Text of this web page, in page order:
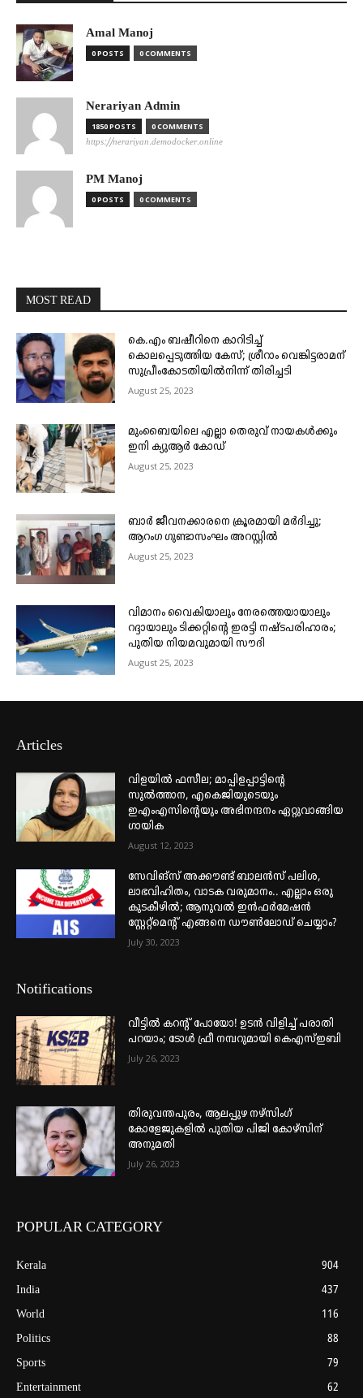
Amal Manoj
0 POSTS 0 COMMENTS
Nerariyan Admin
1850 POSTS 0 COMMENTS
https://nerariyan.demodocker.online
PM Manoj
0 POSTS 0 COMMENTS
MOST READ
കെ.എം ബഷീറിനെ കാറിടിച്ച്
കൊലപ്പെടുത്തിയ കേസ്; ശ്രീറാം വെങ്കിട്ടരാമന്
സുപ്രീംകോടതിയിൽനിന്ന് തിരിച്ചടി
August 25, 2023
മുംബൈയിലെ എല്ലാ തെരുവ് നായകൾക്കും
ഇനി ക്യുആർ കോഡ്
August 25, 2023
ബാർ ജീവനക്കാരനെ ക്രൂരമായി മർദിച്ചു;
ആറംഗ ഗുണ്ടാസംഘം അറസ്റ്റിൽ
August 25, 2023
വിമാനം വൈകിയാലും നേരത്തെയായാലും
റദ്ദായാലും ടിക്കറ്റിന്റെ ഇരട്ടി നഷ്ടപരിഹാരം;
പുതിയ നിയമവുമായി സൗദി
August 25, 2023
Articles
വിളയിൽ ഫസീല; മാപ്പിളപ്പാട്ടിന്റെ
സുൽത്താന, എകെജിയുടെയും
ഇഎംഎസിന്റെയും അഭിനന്ദനം ഏറ്റുവാങ്ങിയ
ഗായിക
August 12, 2023
സേവിങ്സ് അക്കൗണ്ട് ബാലൻസ് പലിശ,
ലാഭവിഹിതം, വാടക വരുമാനം.. എല്ലാം ഒരു
കുടകീഴിൽ; ആനുവൽ ഇൻഫർമേഷൻ
സ്റ്റേറ്റ്മെന്റ് എങ്ങനെ ഡൗൺലോഡ് ചെയ്യാം?
July 30, 2023
Notifications
വീട്ടില്‍ കറന്റ് പോയോ! ഉടന്‍ വിളിച്ച് പരാതി
പറയാം; ടോള്‍ ഫ്രീ നമ്പറുമായി കെഎസ്ഇബി
July 26, 2023
തിരുവന്തപുരം, ആലപ്പുഴ നഴ്‌സിംഗ്
കോളേജുകളില്‍ പുതിയ പിജി കോഴ്‌സിന്
അനുമതി
July 26, 2023
POPULAR CATEGORY
Kerala
904
India
437
World
116
Politics
88
Sports
79
Entertainment
62